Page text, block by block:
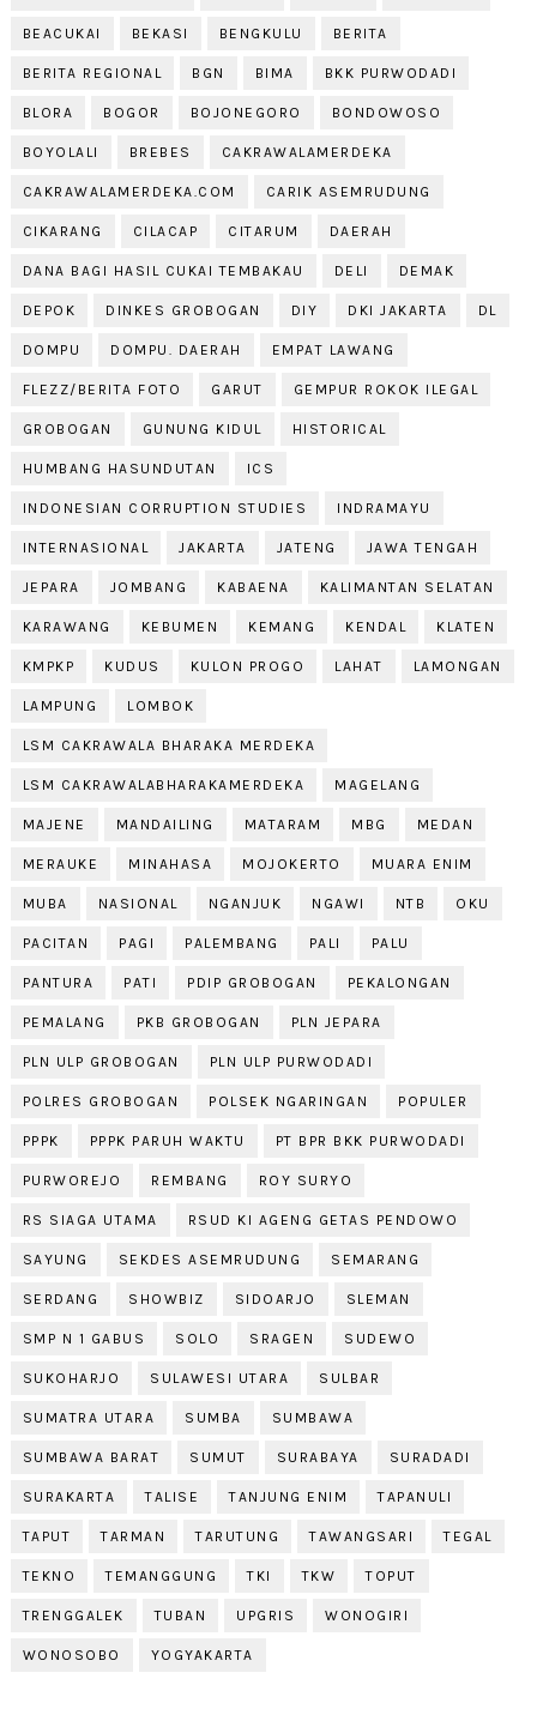
BEACUKAI BEKASI BENGKULU BERITA
BERITA REGIONAL BGN BIMA BKK PURWODADI
BLORA BOGOR BOJONEGORO BONDOWOSO
BOYOLALI BREBES CAKRAWALAMERDEKA
CAKRAWALAMERDEKA.COM CARIK ASEMRUDUNG
CIKARANG CILACAP CITARUM DAERAH
DANA BAGI HASIL CUKAI TEMBAKAU DELI DEMAK
DEPOK DINKES GROBOGAN DIY DKI JAKARTA DL
DOMPU DOMPU. DAERAH EMPAT LAWANG
FLEZZ/BERITA FOTO GARUT GEMPUR ROKOK ILEGAL
GROBOGAN GUNUNG KIDUL HISTORICAL
HUMBANG HASUNDUTAN ICS
INDONESIAN CORRUPTION STUDIES INDRAMAYU
INTERNASIONAL JAKARTA JATENG JAWA TENGAH
JEPARA JOMBANG KABAENA KALIMANTAN SELATAN
KARAWANG KEBUMEN KEMANG KENDAL KLATEN
KMPKP KUDUS KULON PROGO LAHAT LAMONGAN
LAMPUNG LOMBOK
LSM CAKRAWALA BHARAKA MERDEKA
LSM CAKRAWALABHARAKAMERDEKA MAGELANG
MAJENE MANDAILING MATARAM MBG MEDAN
MERAUKE MINAHASA MOJOKERTO MUARA ENIM
MUBA NASIONAL NGANJUK NGAWI NTB OKU
PACITAN PAGI PALEMBANG PALI PALU
PANTURA PATI PDIP GROBOGAN PEKALONGAN
PEMALANG PKB GROBOGAN PLN JEPARA
PLN ULP GROBOGAN PLN ULP PURWODADI
POLRES GROBOGAN POLSEK NGARINGAN POPULER
PPPK PPPK PARUH WAKTU PT BPR BKK PURWODADI
PURWOREJO REMBANG ROY SURYO
RS SIAGA UTAMA RSUD KI AGENG GETAS PENDOWO
SAYUNG SEKDES ASEMRUDUNG SEMARANG
SERDANG SHOWBIZ SIDOARJO SLEMAN
SMP N 1 GABUS SOLO SRAGEN SUDEWO
SUKOHARJO SULAWESI UTARA SULBAR
SUMATRA UTARA SUMBA SUMBAWA
SUMBAWA BARAT SUMUT SURABAYA SURADADI
SURAKARTA TALISE TANJUNG ENIM TAPANULI
TAPUT TARMAN TARUTUNG TAWANGSARI TEGAL
TEKNO TEMANGGUNG TKI TKW TOPUT
TRENGGALEK TUBAN UPGRIS WONOGIRI
WONOSOBO YOGYAKARTA